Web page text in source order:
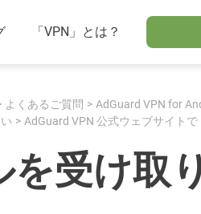
「VPN」とは？
よくあるご質問 AdGuard VPN for
AdGuard VPN 公式ウェブサイトで
を受け取